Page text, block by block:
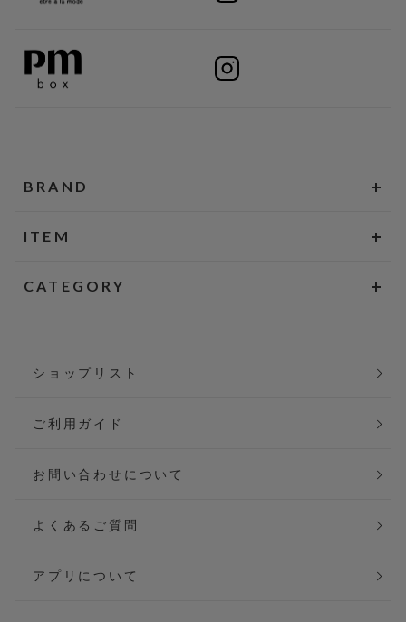
BRAND
ITEM
CATEGORY
ショップリスト
ご利用ガイド
お問い合わせについて
よくあるご質問
アプリについて